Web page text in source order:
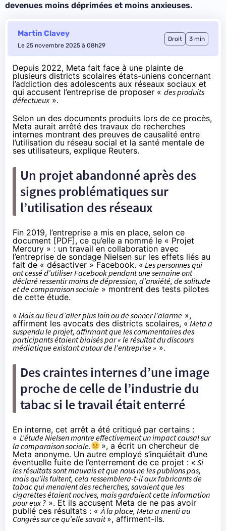
devenues moins déprimées et moins anxieuses.
Martin Clavey
Le 25 novembre 2025 à 08h29
Droit 3 min
Depuis 2022, Meta fait face à une plainte de
plusieurs districts scolaires états-uniens concernant
l’addiction des adolescents aux réseaux sociaux et
qui accusent l’entreprise de proposer « des produits
défectueux».
Selon un des documents produits lors de ce procès,
Meta aurait arrêté des travaux de recherches
internes montrant des preuves de causalité entre
l’utilisation du réseau social et la santé mentale de
ses utilisateurs, explique Reuters.
Un projet abandonné après des
signes problématiques sur
l’utilisation des réseaux
Fin 2019, l’entreprise a mis en place, selon ce
document [PDF], ce qu’elle a nommé le « Projet
Mercury » : un travail en collaboration avec
l’entreprise de sondage Nielsen sur les effets liés au
fait de « désactiver » Facebook. « Les personnes qui
ont cessé d’utiliser Facebook pendant une semaine ont
déclaré ressentir moins de dépression, d’anxiété, de solitude
et de comparaison sociale » montrent des tests pilotes
de cette étude.
« Mais au lieu d’aller plus loin ou de sonner l’alarme »,
affirment les avocats des districts scolaires, « Meta a
suspendu le projet, affirmant que les commentaires des
participants étaient biaisés par « le résultat du discours
médiatique existant autour de l’entreprise » ».
Des craintes internes d’une image
proche de celle de l’industrie du
tabac si le travail était enterré
En interne, cet arrêt a été critiqué par certains :
« L’étude Nielsen montre effectivement un impact causal sur
la comparaison sociale.
», a écrit un chercheur de
Meta anonyme. Un autre employé s’inquiétait d’une
éventuelle fuite de l’enterrement de ce projet : « Si
les résultats sont mauvais et que nous ne les publions pas,
mais qu’ils fuitent, cela ressemblera-t-il aux fabricants de
tabac qui menaient des recherches, savaient que les
cigarettes étaient nocives, mais gardaient cette information
pour eux ? ». Et ils accusent Meta de ne pas avoir
publié ces résultats : « À la place, Meta a menti au
Congrès sur ce qu’elle savait», affirment-ils.